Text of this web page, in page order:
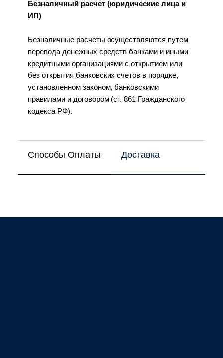
Безналичный расчет (юридические лица и
ИП)
Безналичные расчеты осуществляются путем
перевода денежных средств банками и иными
кредитными организациями с открытием или
без открытия банковских счетов в порядке,
установленном законом, банковскими
правилами и договором (ст. 861 Гражданского
кодекса РФ).
Способы Оплаты Доставка